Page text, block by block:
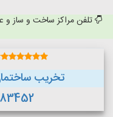
تلفن مراکز ساخت و ساز و
تخریب